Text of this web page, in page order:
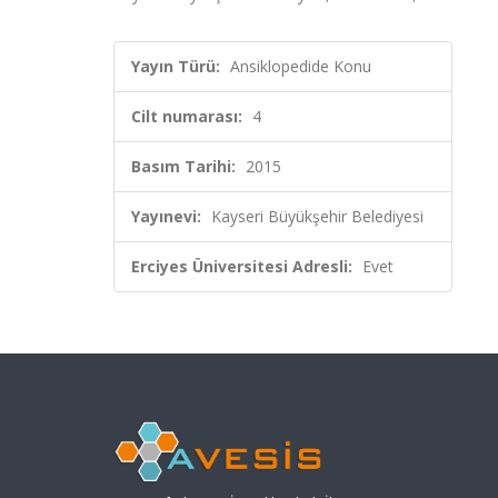
Yayın Türü: Ansiklopedide Konu
Cilt numarası: 4
Basım Tarihi: 2015
Yayınevi: Kayseri Büyükşehir Belediyesi
Erciyes Üniversitesi Adresli: Evet